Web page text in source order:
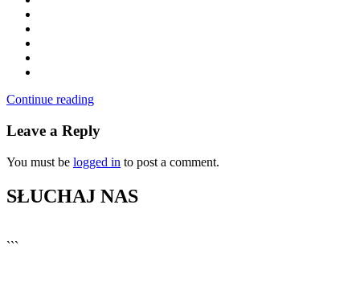
Continue reading
Leave a Reply
You must be logged in to post a comment.
SŁUCHAJ NAS
```